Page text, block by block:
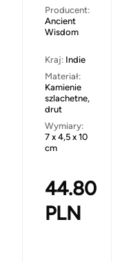
Producent:
Ancient
Wisdom
Kraj: Indie
Materiał:
Kamienie
szlachetne,
drut
Wymiary:
7 x 4,5 x 10
cm
44.80
PLN